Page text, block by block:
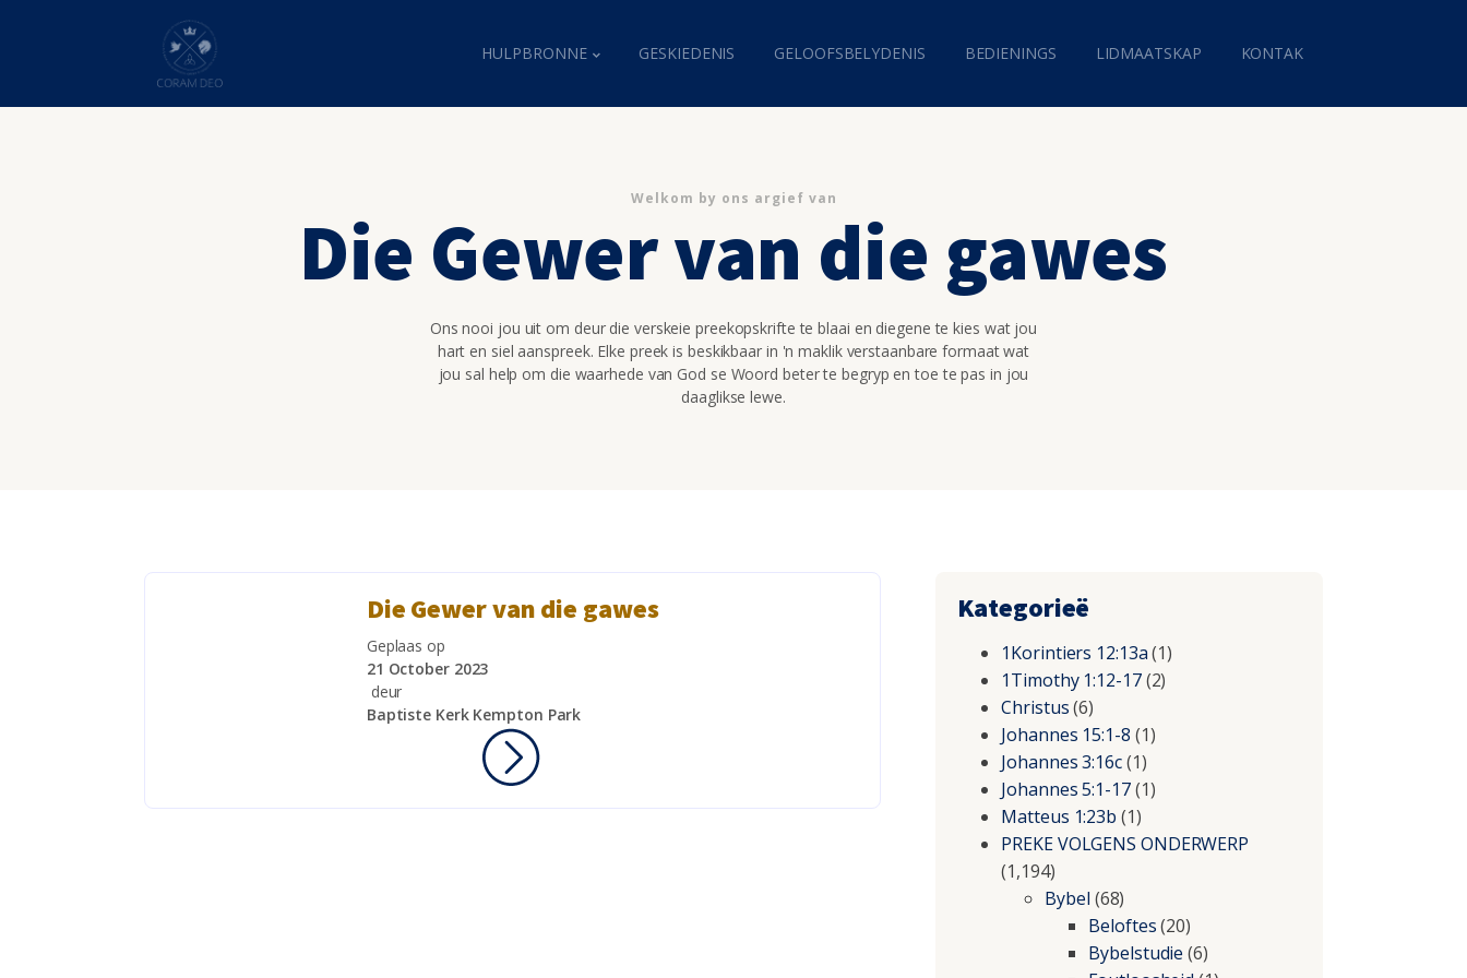
HULPBRONNE GESKIEDENIS GELOOFSBELYDENIS BEDIENINGS LIDMAATSKAP KONTAK
Welkom by ons argief van
Die Gewer van die gawes
Ons nooi jou uit om deur die verskeie preekopskrifte te blaai en diegene te kies wat jou
hart en siel aanspreek. Elke preek is beskikbaar in 'n maklik verstaanbare formaat wat
jou sal help om die waarhede van God se Woord beter te begryp en toe te pas in jou
daaglikse lewe.
Die Gewer van die gawes
Geplaas op
21 October 2023
deur
Baptiste Kerk Kempton Park
Kategorieë
1Korintiers 12:13a(1)
1Timothy 1:12-17(2)
Christus(6)
Johannes 15:1-8 (1)
Johannes 3:16c(1)
Johannes 5:1-17(1)
Matteus 1:23b (1)
PREKE VOLGENS ONDERWERP
(1,194)
Bybel (68)
Beloftes(20)
Bybelstudie (6)